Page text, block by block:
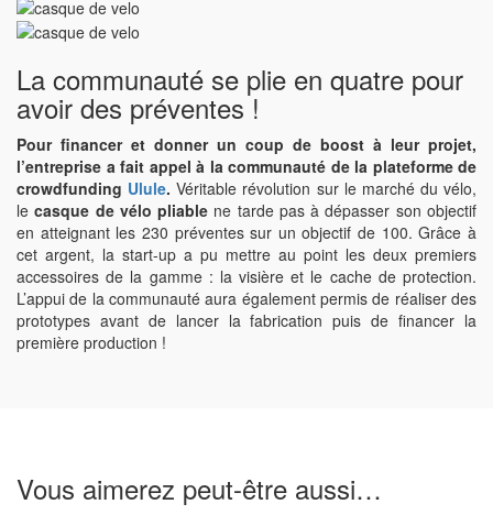
La communauté se plie en quatre pour
avoir des préventes !
Pour financer et donner un coup de boost à leur projet,
l’entreprise a fait appel à la communauté de la plateforme de
crowdfunding Ulule. Véritable révolution sur le marché du vélo,
lecasque de vélo pliable ne tarde pas à dépasser son objectif
en atteignant les 230 préventes sur un objectif de 100. Grâce à
cet argent, la start-up a pu mettre au point les deux premiers
accessoires de la gamme : la visière et le cache de protection.
L’appui de la communauté aura également permis de réaliser des
prototypes avant de lancer la fabrication puis de financer la
première production !
Vous aimerez peut-être aussi…